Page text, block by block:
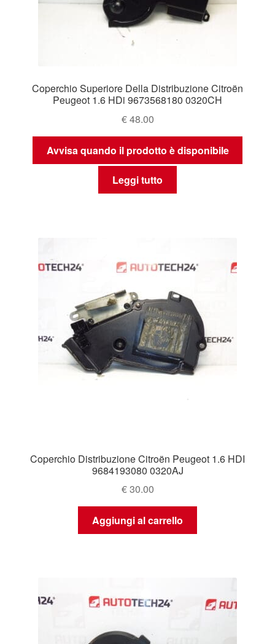
Coperchio Superiore Della Distribuzione Citroën
Peugeot 1.6 HDi 9673568180 0320CH
€48.00
Avvisa quando il prodotto è disponibile
Leggi tutto
Coperchio Distribuzione Citroën Peugeot 1.6 HDI
9684193080 0320AJ
€30.00
Aggiungi al carrello